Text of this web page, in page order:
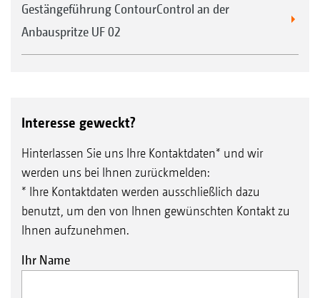
Gestängeführung ContourControl an der
Anbauspritze UF 02
Interesse geweckt?
Hinterlassen Sie uns Ihre Kontaktdaten* und wir
werden uns bei Ihnen zurückmelden:
* Ihre Kontaktdaten werden ausschließlich dazu
benutzt, um den von Ihnen gewünschten Kontakt zu
Ihnen aufzunehmen.
Ihr Name